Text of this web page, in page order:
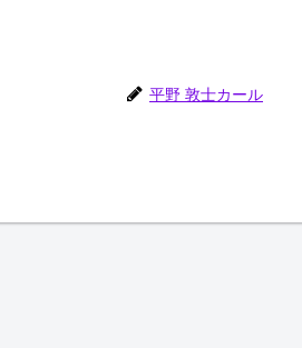
平野 敦士カール